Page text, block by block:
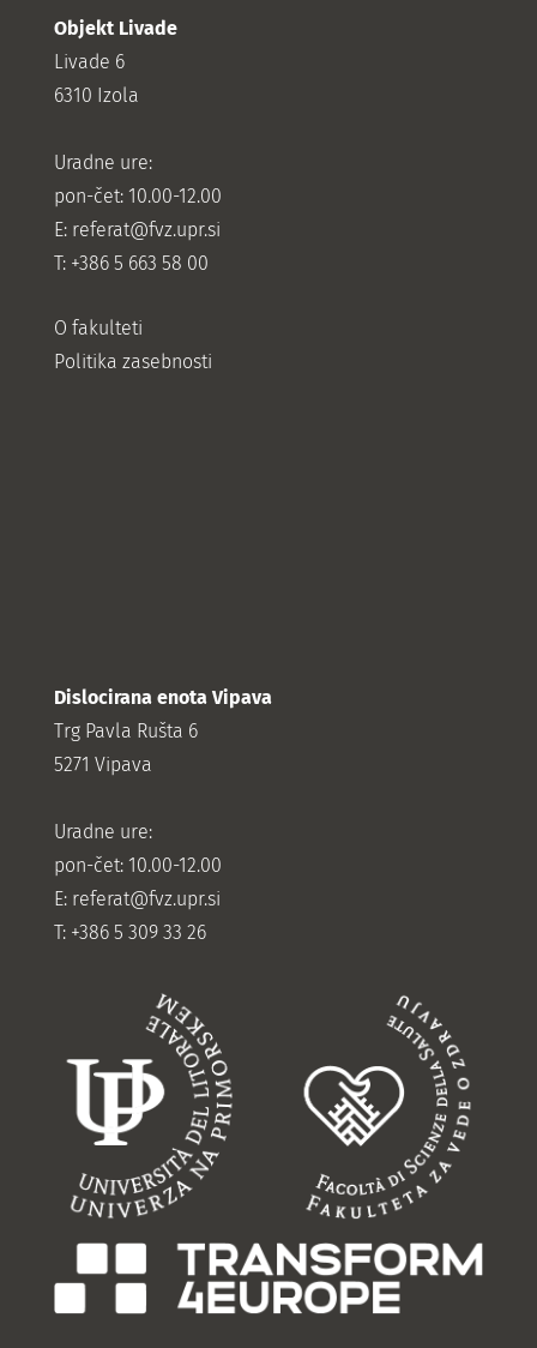
Objekt Livade
Livade 6
6310 Izola
Uradne ure:
pon-čet: 10.00-12.00
E: referat@fvz.upr.si
T: +386 5 663 58 00
O fakulteti
Politika zasebnosti
Dislocirana enota Vipava
Trg Pavla Rušta 6
5271 Vipava
Uradne ure:
pon-čet: 10.00-12.00
E: referat@fvz.upr.si
T: +386 5 309 33 26